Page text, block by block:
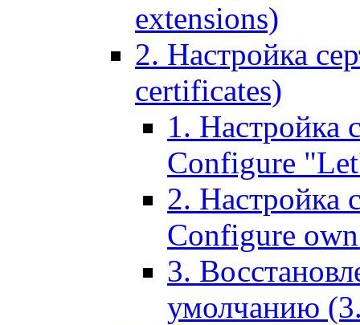
extensions)
2. Настройка
certificates)
1. Настройка
Configure
2. Настройка
Configure
3.
умолчанию